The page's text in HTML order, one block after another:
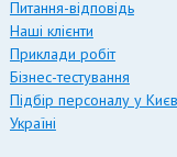
Питання-відповідь
Наші клієнти
Приклади робіт
Бізнес-тестування
Підбір персоналу у
Україні